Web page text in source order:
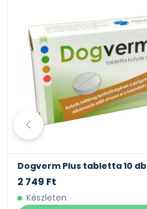
Dogverm Plus tabletta 10 db
2 749 Ft
Készleten